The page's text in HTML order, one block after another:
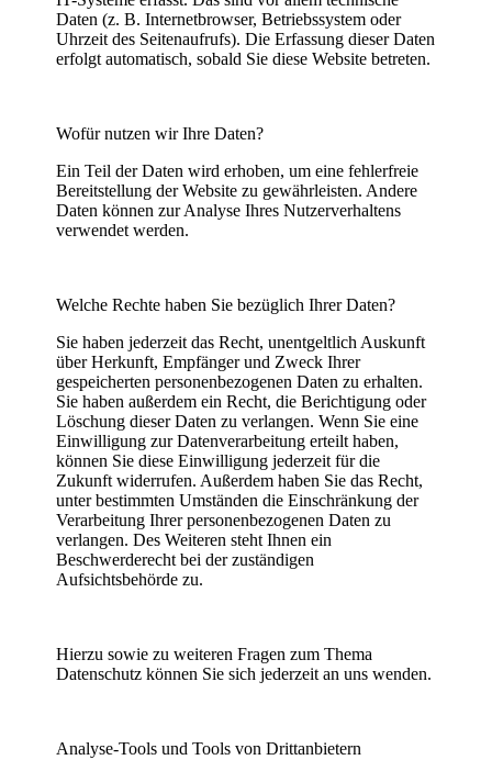
Daten (z. B. Internetbrowser, Betriebssystem oder
Uhrzeit des Seitenaufrufs). Die Erfassung dieser Daten
erfolgt automatisch, sobald Sie diese Website betreten.
Wofür nutzen wir Ihre Daten?
Ein Teil der Daten wird erhoben, um eine fehlerfreie
Bereitstellung der Website zu gewährleisten. Andere
Daten können zur Analyse Ihres Nutzerverhaltens
verwendet werden.
Welche Rechte haben Sie bezüglich Ihrer Daten?
Sie haben jederzeit das Recht, unentgeltlich Auskunft
über Herkunft, Empfänger und Zweck Ihrer
gespeicherten personenbezogenen Daten zu erhalten.
Sie haben außerdem ein Recht, die Berichtigung oder
Löschung dieser Daten zu verlangen. Wenn Sie eine
Einwilligung zur Datenverarbeitung erteilt haben,
können Sie diese Einwilligung jederzeit für die
Zukunft widerrufen. Außerdem haben Sie das Recht,
unter bestimmten Umständen die Einschränkung der
Verarbeitung Ihrer personenbezogenen Daten zu
verlangen. Des Weiteren steht Ihnen ein
Beschwerderecht bei der zuständigen
Aufsichtsbehörde zu.
Hierzu sowie zu weiteren Fragen zum Thema
Datenschutz können Sie sich jederzeit an uns wenden.
Analyse-Tools und Tools von Dritt­anbietern